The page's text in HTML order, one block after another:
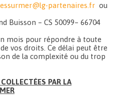
partenaires.fr ou
Buisson – CS 50099– 66704
mois pour répondre à toute
vos droits. Ce délai peut être
de la complexité ou du trop
PAR LA